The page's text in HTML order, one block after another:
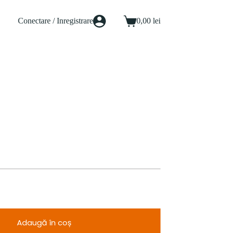
Conectare / Inregistrare
Coș0,00 lei
Adaugă în coș